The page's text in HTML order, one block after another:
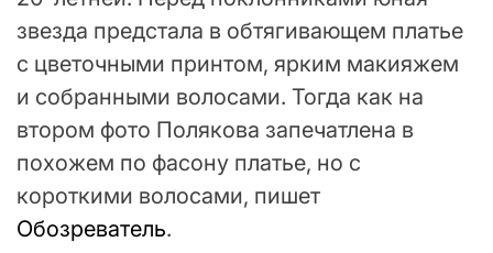
звезда предстала в обтягивающем платье
с цветочными принтом, ярким макияжем
и собранными волосами. Тогда как на
втором фото Полякова запечатлена в
похожем по фасону платье, но с
короткими волосами, пишет
Обозреватель.